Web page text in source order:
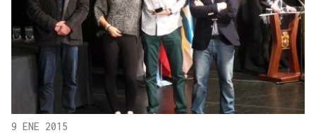
9 ENE 2015